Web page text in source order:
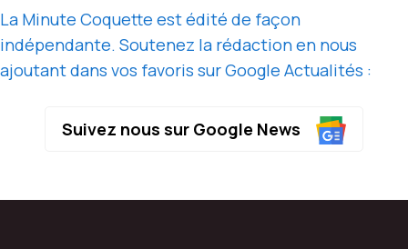
La Minute Coquette est édité de façon
indépendante. Soutenez la rédaction en nous
ajoutant dans vos favoris sur Google Actualités :
Suivez nous sur Google News